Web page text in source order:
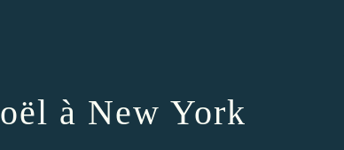
à New York